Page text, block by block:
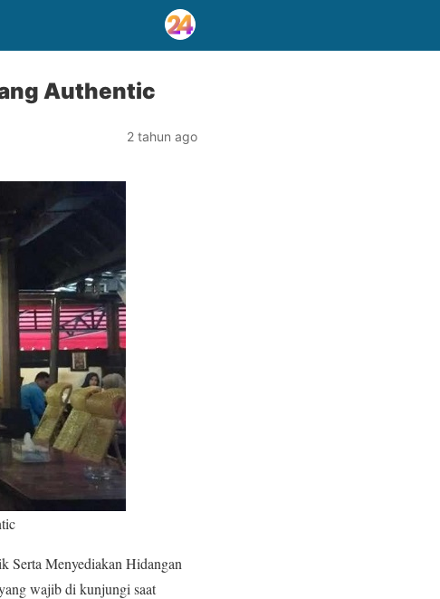
Authentic
2 tahun ago
Serta Menyediakan Hidangan
wajib di kunjungi saat